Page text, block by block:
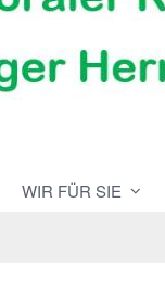
WIR FÜR SIE